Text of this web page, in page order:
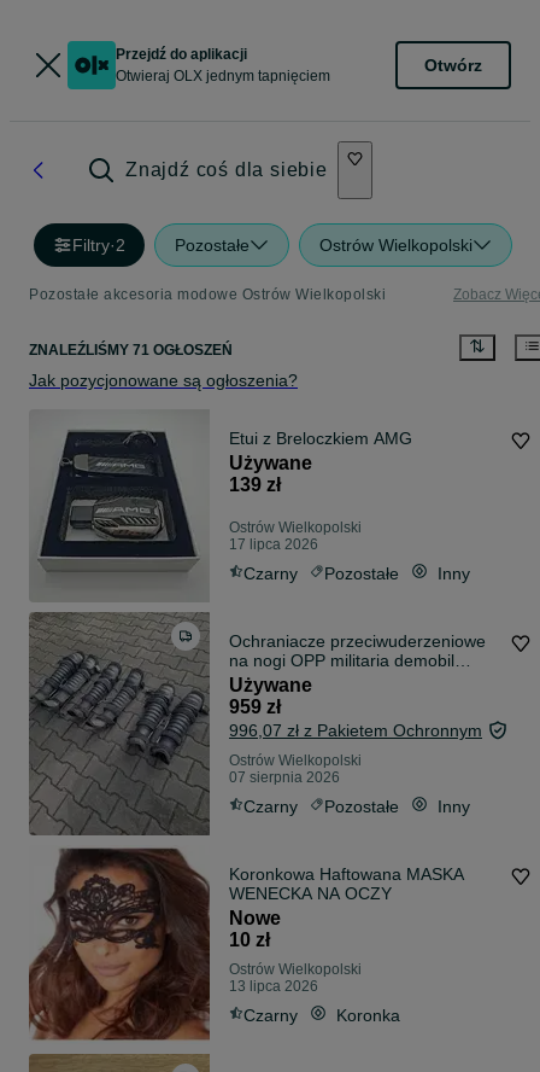
Przejdź do aplikacji
Otwieraj OLX jednym tapnięciem
Otwórz
Znajdź coś dla siebie
Filtry·2 Pozostałe Ostrów Wielkopolski
Pozostałe akcesoria modowe Ostrów Wielkopolski Zobacz
ZNALEŹLIŚMY 71 OGŁOSZEŃ
Jak pozycjonowane są ogłoszenia?
Etui z Breloczkiem AMG
Używane
139 zł
Ostrów Wielkopolski
17 lipca 2026
Czarny Pozostałe Inny
Ochraniacze przeciwuderzeniowe
na nogi OPP militaria demobil
policja WP ochrona SW Moratex
Polskór kolekcje
Używane
959 zł
996,07 zł z Pakietem Ochronnym
Ostrów Wielkopolski
07 sierpnia 2026
Czarny Pozostałe Inny
Koronkowa Haftowana MASKA
WENECKA NA OCZY
Nowe
10 zł
Ostrów Wielkopolski
13 lipca 2026
Czarny Koronka